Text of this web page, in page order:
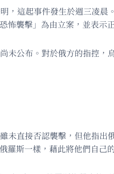
這起事件發生於週三凌
怖襲擊」為由立案，並表示
未公布。對於俄方的指控
直接否認襲擊，但他指
斯一樣，藉此將他們自己